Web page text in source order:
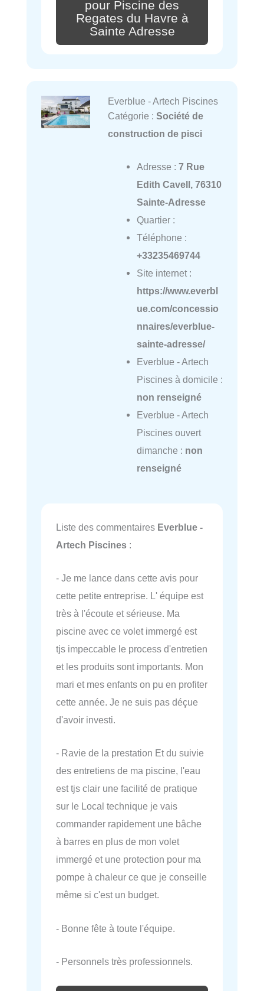
pour Piscine des
Regates du Havre à
Sainte Adresse
Everblue - Artech Piscines
Catégorie : Société de
construction de pisci
Adresse : 7 Rue
Edith Cavell, 76310
Sainte-Adresse
Quartier :
Téléphone :
+33235469744
Site internet :
https://www.everbl
ue.com/concessio
nnaires/everblue-
sainte-adresse/
Everblue - Artech
Piscines à domicile :
non renseigné
Everblue - Artech
Piscines ouvert
dimanche : non
renseigné
Liste des commentaires Everblue -
Artech Piscines :
- Je me lance dans cette avis pour
cette petite entreprise. L' équipe est
très à l'écoute et sérieuse. Ma
piscine avec ce volet immergé est
tjs impeccable le process d'entretien
et les produits sont importants. Mon
mari et mes enfants on pu en profiter
cette année. Je ne suis pas déçue
d'avoir investi.
- Ravie de la prestation Et du suivie
des entretiens de ma piscine, l'eau
est tjs clair une facilité de pratique
sur le Local technique je vais
commander rapidement une bâche
à barres en plus de mon volet
immergé et une protection pour ma
pompe à chaleur ce que je conseille
même si c'est un budget.
- Bonne fête à toute l'équipe.
- Personnels très professionnels.